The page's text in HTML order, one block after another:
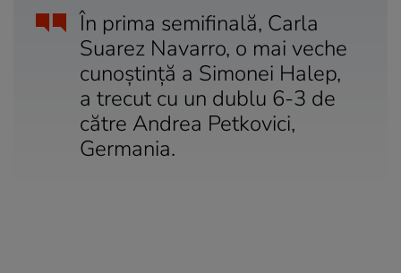
În prima semifinală, Carla
Suarez Navarro, o mai veche
cunoștință a Simonei Halep,
a trecut cu un dublu 6-3 de
către Andrea Petkovici,
Germania.